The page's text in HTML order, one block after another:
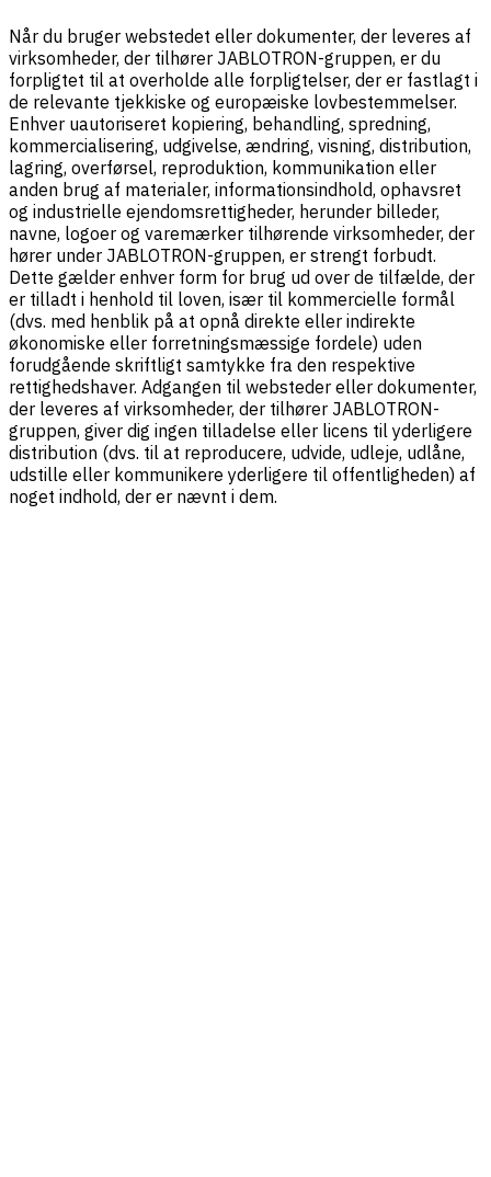
Når du bruger webstedet eller dokumenter, der leveres af
virksomheder, der tilhører JABLOTRON-gruppen, er du
forpligtet til at overholde alle forpligtelser, der er fastlagt i
de relevante tjekkiske og europæiske lovbestemmelser.
Enhver uautoriseret kopiering, behandling, spredning,
kommercialisering, udgivelse, ændring, visning, distribution,
lagring, overførsel, reproduktion, kommunikation eller
anden brug af materialer, informationsindhold, ophavsret
og industrielle ejendomsrettigheder, herunder billeder,
navne, logoer og varemærker tilhørende virksomheder, der
hører under JABLOTRON-gruppen, er strengt forbudt.
Dette gælder enhver form for brug ud over de tilfælde, der
er tilladt i henhold til loven, især til kommercielle formål
(dvs. med henblik på at opnå direkte eller indirekte
økonomiske eller forretningsmæssige fordele) uden
forudgående skriftligt samtykke fra den respektive
rettighedshaver. Adgangen til websteder eller dokumenter,
der leveres af virksomheder, der tilhører JABLOTRON-
gruppen, giver dig ingen tilladelse eller licens til yderligere
distribution (dvs. til at reproducere, udvide, udleje, udlåne,
udstille eller kommunikere yderligere til offentligheden) af
noget indhold, der er nævnt i dem.